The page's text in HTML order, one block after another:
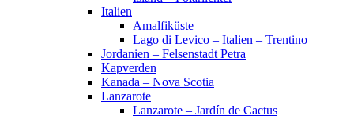
Italien
Amalfiküste
Lago di Levico – Italien – Trentino
Jordanien – Felsenstadt Petra
Kapverden
Kanada – Nova Scotia
Lanzarote
Lanzarote – Jardín de Cactus